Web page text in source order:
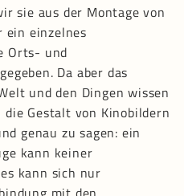
sie aus der Montage von
ein einzelnes
Orts- und
Da aber das
und den Dingen wissen
Gestalt von Kinobildern
genau zu sagen: ein
kann keiner
kann sich nur